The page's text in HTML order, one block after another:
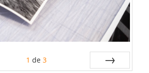
1 de 3